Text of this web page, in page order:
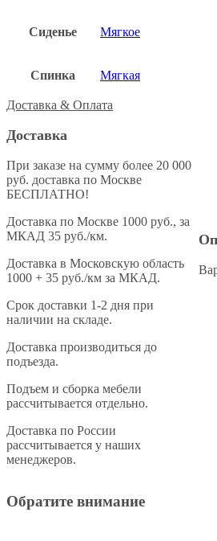
Сиденье Мягкое
Спинка Мягкая
Доставка & Оплата
Доставка
При заказе на сумму более 20 000
руб. доставка по Москве
БЕСПЛАТНО!
Доставка по Москве 1000 руб., за
МКАД 35 руб./км.
Доставка в Московскую область
1000 + 35 руб./км за МКАД.
Cрок доставки 1-2 дня при
наличии на складе.
Доставка производиться до
подъезда.
Подъем и сборка мебели
рассчитывается отдельно.
Доставка по России
рассчитывается у наших
менеджеров.
Обратите внимание